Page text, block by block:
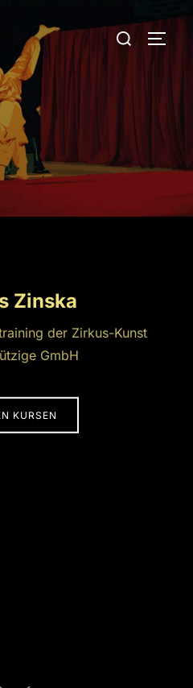
Suchen
Zinska
der Zirkus-Kunst
GmbH
KURSEN